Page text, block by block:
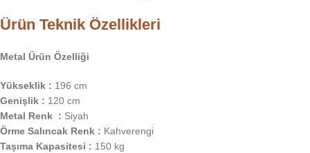
Ürün Teknik Özellikleri
Metal Ürün Özelliği
Yükseklik : 196 cm
Genişlik : 120 cm
Metal Renk : Siyah
Örme Salıncak Renk : Kahverengi
Taşıma Kapasitesi : 150 kg